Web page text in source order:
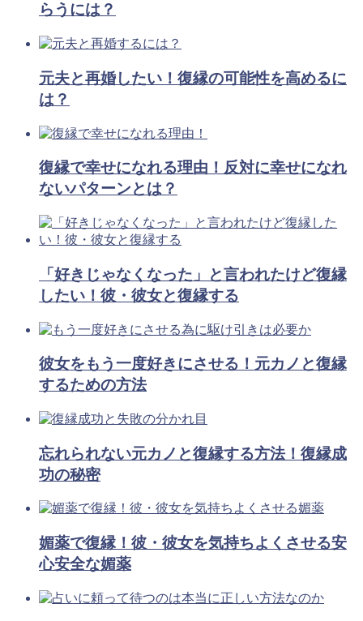
らうには？
元夫と再婚したい！復縁の可能性を高めるに
は？
復縁で幸せになれる理由！反対に幸せになれ
ないパターンとは？
「好きじゃなくなった」と言われたけど復縁
したい！彼・彼女と復縁する
彼女をもう一度好きにさせる！元カノと復縁
するための方法
忘れられない元カノと復縁する方法！復縁成
功の秘密
媚薬で復縁！彼・彼女を気持ちよくさせる安
心安全な媚薬